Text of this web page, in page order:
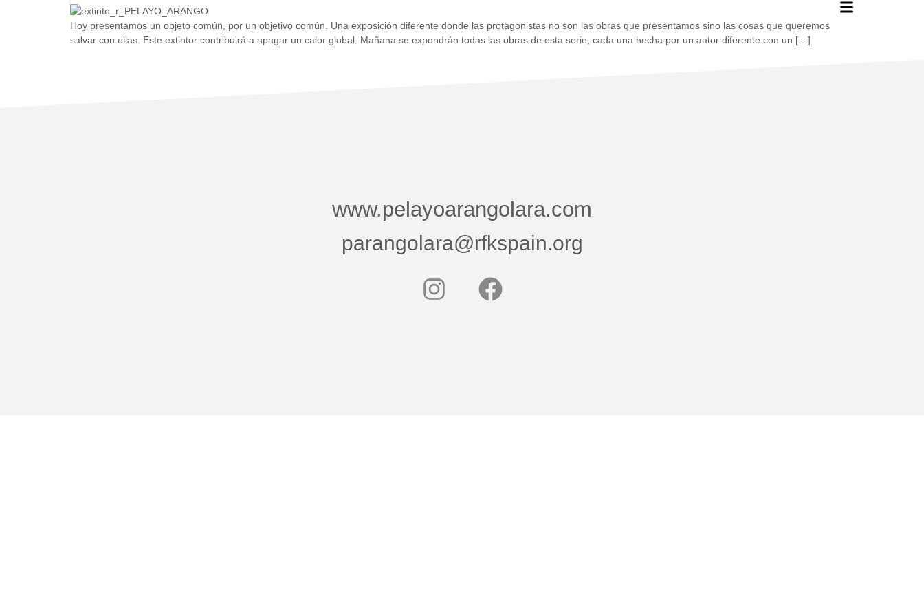
Hoy presentamos un objeto común, por un objetivo común. Una exposición diferente donde las protagonistas no son las obras que presentamos sino las cosas que queremos
salvar con ellas. Este extintor contribuirá a apagar un calor global. Mañana se expondrán todas las obras de esta serie, cada una hecha por un autor diferente con un […]
www.pelayoarangolara.com
parangolara@rfkspain.org